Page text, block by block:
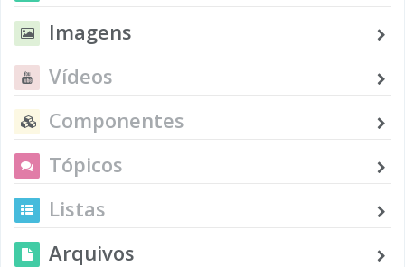
Imagens
Vídeos
Componentes
Tópicos
Listas
Arquivos